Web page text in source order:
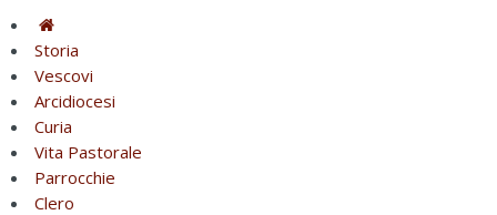
Storia
Vescovi
Arcidiocesi
Curia
Vita Pastorale
Parrocchie
Clero